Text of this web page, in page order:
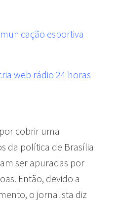
esportiva
web rádio 24 horas
cobrir uma
da política de Brasília
ser apuradas por
Então, devido a
o jornalista diz